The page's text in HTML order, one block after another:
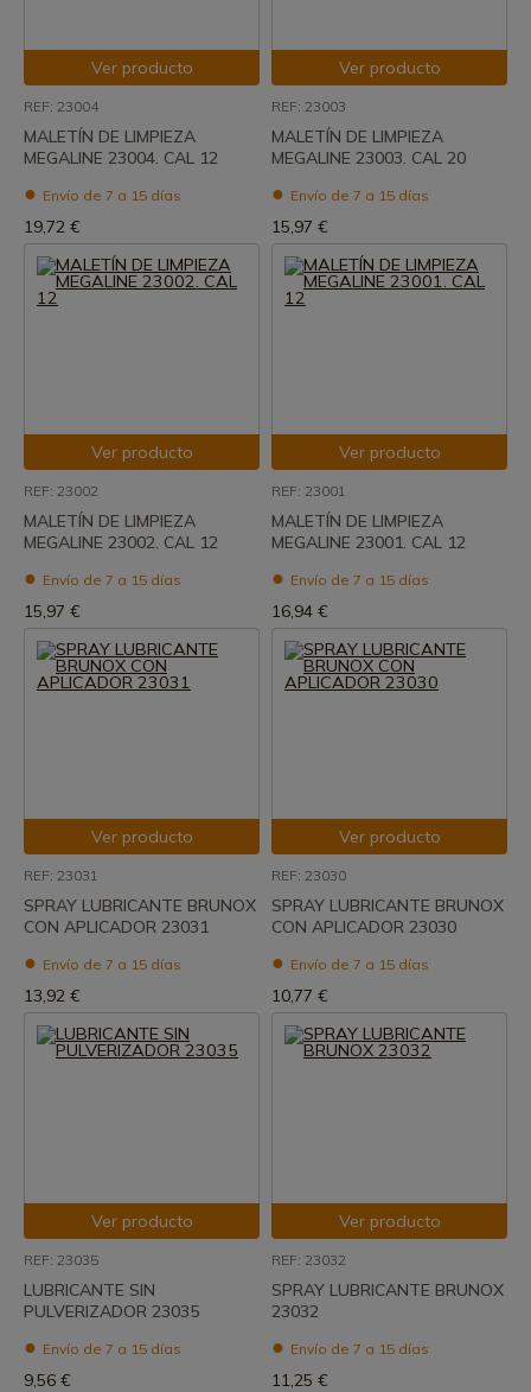
Ver producto
REF: 23004
MALETÍN DE LIMPIEZA
MEGALINE 23004. CAL 12
Envío de 7 a 15 días
19,72 €
Ver producto
REF: 23003
MALETÍN DE LIMPIEZA
MEGALINE 23003. CAL 20
Envío de 7 a 15 días
15,97 €
Ver producto
REF: 23002
MALETÍN DE LIMPIEZA
MEGALINE 23002. CAL 12
Envío de 7 a 15 días
15,97 €
Ver producto
REF: 23001
MALETÍN DE LIMPIEZA
MEGALINE 23001. CAL 12
Envío de 7 a 15 días
16,94 €
Ver producto
REF: 23031
SPRAY LUBRICANTE BRUNOX
CON APLICADOR 23031
Envío de 7 a 15 días
13,92 €
Ver producto
REF: 23030
SPRAY LUBRICANTE BRUNOX
CON APLICADOR 23030
Envío de 7 a 15 días
10,77 €
Ver producto
REF: 23035
LUBRICANTE SIN
PULVERIZADOR 23035
Envío de 7 a 15 días
9,56 €
Ver producto
REF: 23032
SPRAY LUBRICANTE BRUNOX
23032
Envío de 7 a 15 días
11,25 €